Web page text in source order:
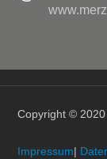
Copyright ©
Impressum|